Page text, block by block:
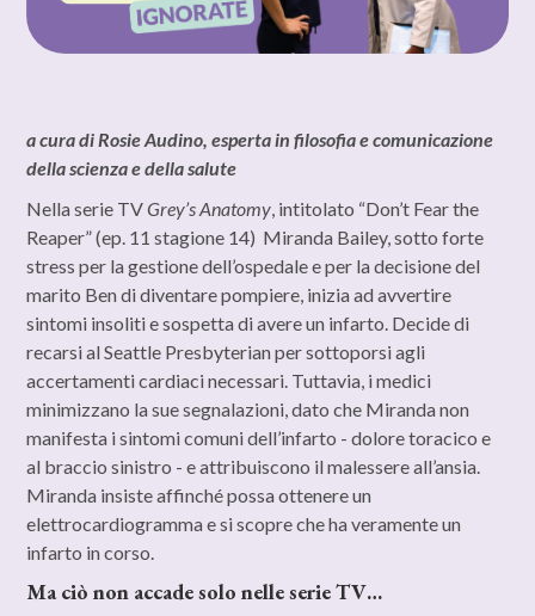
a cura di Rosie Audino, esperta in filosofia e comunicazione
della scienza e della salute
Nella serie TVGrey’s Anatomy , intitolato “Don’t Fear the
Reaper” (ep. 11 stagione 14) Miranda Bailey, sotto forte
stress per la gestione dell’ospedale e per la decisione del
marito Ben di diventare pompiere, inizia ad avvertire
sintomi insoliti e sospetta di avere un infarto. Decide di
recarsi al Seattle Presbyterian per sottoporsi agli
accertamenti cardiaci necessari. Tuttavia, i medici
minimizzano la sue segnalazioni, dato che Miranda non
manifesta i sintomi comuni dell’infarto - dolore toracico e
al braccio sinistro - e attribuiscono il malessere all’ansia.
Miranda insiste affinché possa ottenere un
elettrocardiogramma e si scopre che ha veramente un
infarto in corso.
Ma ciò non accade solo nelle serie TV…